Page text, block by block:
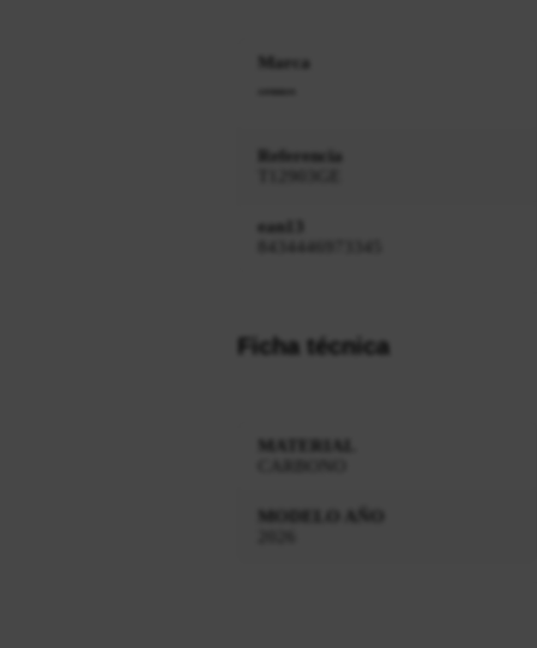
Marca
Referencia
ean13
Ficha técnica